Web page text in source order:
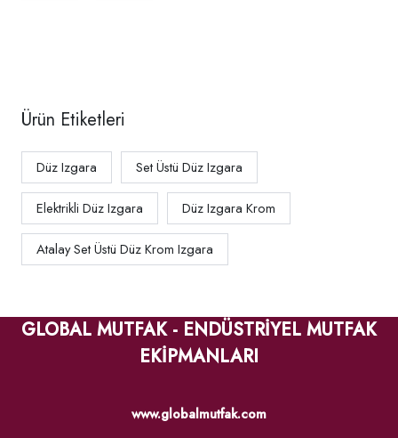
Cm
473-
CR
Cm
673-
CR
Ürün Etiketleri
Düz Izgara Set Üstü Düz Izgara
Elektrikli Düz Izgara Düz Izgara Krom
Atalay Set Üstü Düz Krom Izgara
GLOBAL MUTFAK - ENDÜSTRİYEL MUTFAK
EKİPMANLARI
www.globalmutfak.com